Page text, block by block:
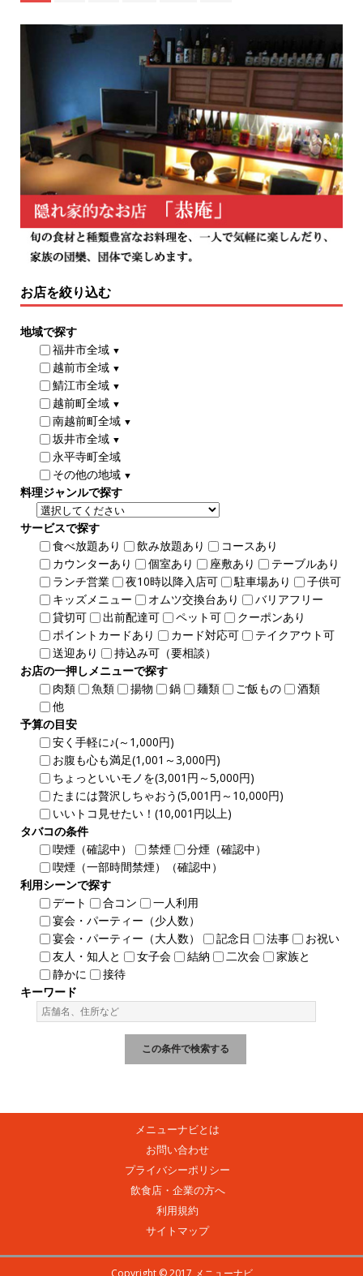
お店を絞り込む
地域で探す
福井市全域 ▼
越前市全域 ▼
鯖江市全域 ▼
越前町全域 ▼
南越前町全域 ▼
坂井市全域 ▼
永平寺町全域
その他の地域 ▼
料理ジャンルで探す
サービスで探す
食べ放題あり
飲み放題あり
コースあり
カウンターあり
個室あり 座敷あり
テーブルあり
ランチ営業
夜10時以降入店可 駐車場あり
子供可
キッズメニュー
オムツ交換台あり
バリアフリー
貸切可
出前配達可 ペット可
クーポンあり
ポイントカードあり
カード対応可
テイクアウト可
送迎あり
持込み可（要相談）
お店の一押しメニューで探す
肉類
魚類 揚物 鍋 麺類 ご飯もの
酒類
他
予算の目安
安く手軽に♪(～1,000円)
お腹も心も満足(1,001～3,000円)
ちょっといいモノを(3,001円～5,000円)
たまには贅沢しちゃおう(5,001円～10,000円)
いいトコ見せたい！(10,001円以上)
タバコの条件
喫煙（確認中）
禁煙
分煙（確認中）
喫煙（一部時間禁煙）（確認中）
利用シーンで探す
デート
合コン
一人利用
宴会・パーティー（少人数）
宴会・パーティー（大人数）
記念日 法事
お祝い
友人・知人と
女子会 結納 二次会
家族と
静かに
接待
キーワード
メニューナビとは
お問い合わせ
プライバシーポリシー
飲食店・企業の方へ
利用規約
サイトマップ
Copyright © 2017 メニューナビ